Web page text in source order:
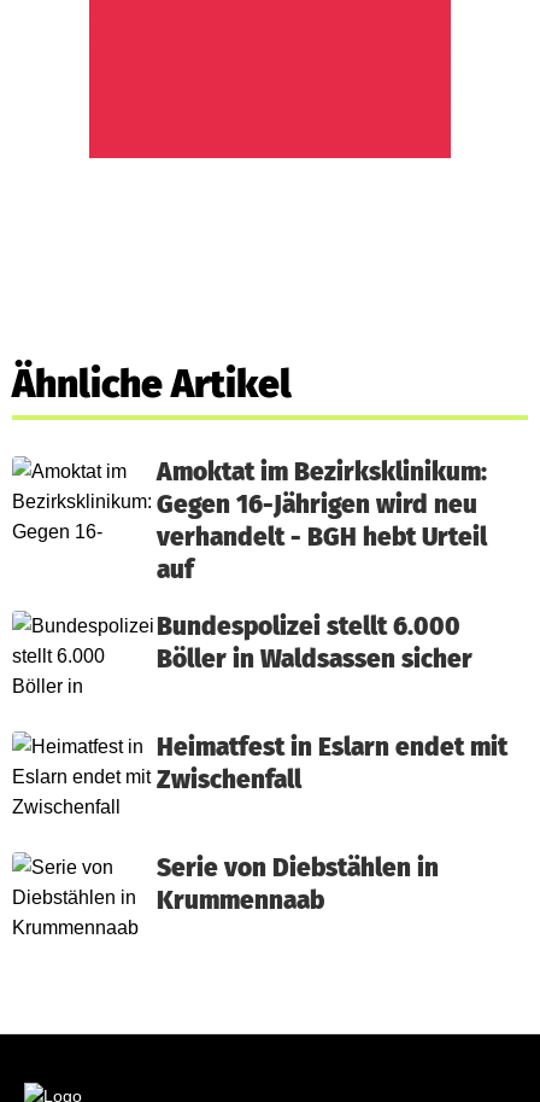
Ähnliche Artikel
Amoktat im Bezirksklinikum:
Gegen 16-Jährigen wird neu
verhandelt - BGH hebt Urteil
auf
Bundespolizei stellt 6.000
Böller in Waldsassen sicher
Heimatfest in Eslarn endet mit
Zwischenfall
Serie von Diebstählen in
Krummennaab